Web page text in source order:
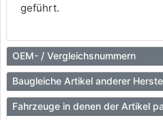
geführt.
OEM- / Vergleichsnummern
Baugleiche Artikel anderer
Fahrzeuge in denen der Artikel